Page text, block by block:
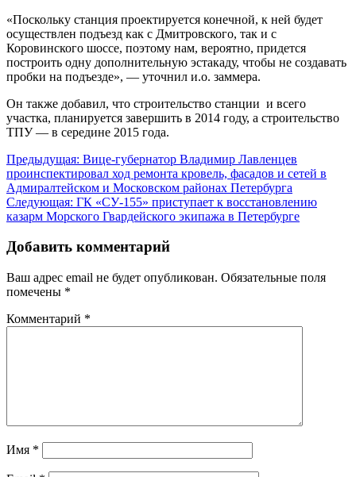
«Поскольку станция проектируется конечной, к ней будет
осуществлен подъезд как с Дмитровского, так и с
Коровинского шоссе, поэтому нам, вероятно, придется
построить одну дополнительную эстакаду, чтобы не создавать
пробки на подъезде», — уточнил и.о. заммера.
Он также добавил, что строительство станции и всего
участка, планируется завершить в 2014 году, а строительство
ТПУ — в середине 2015 года.
Навигация
по
записям
Предыдущая: Вице-губернатор Владимир Лавленцев
проинспектировал ход ремонта кровель, фасадов и сетей в
Адмиралтейском и Московском районах Петербурга
Следующая: ГК «СУ-155» приступает к восстановлению
казарм Морского Гвардейского экипажа в Петербурге
Добавить комментарий
Ваш адрес email не будет опубликован. Обязательные поля
помечены *
Комментарий *
Имя *